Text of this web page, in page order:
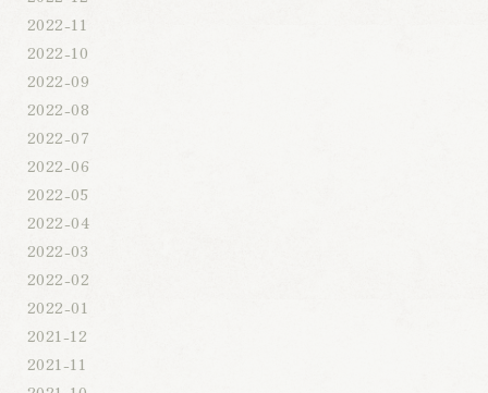
2022-11
2022-10
2022-09
2022-08
2022-07
2022-06
2022-05
2022-04
2022-03
2022-02
2022-01
2021-12
2021-11